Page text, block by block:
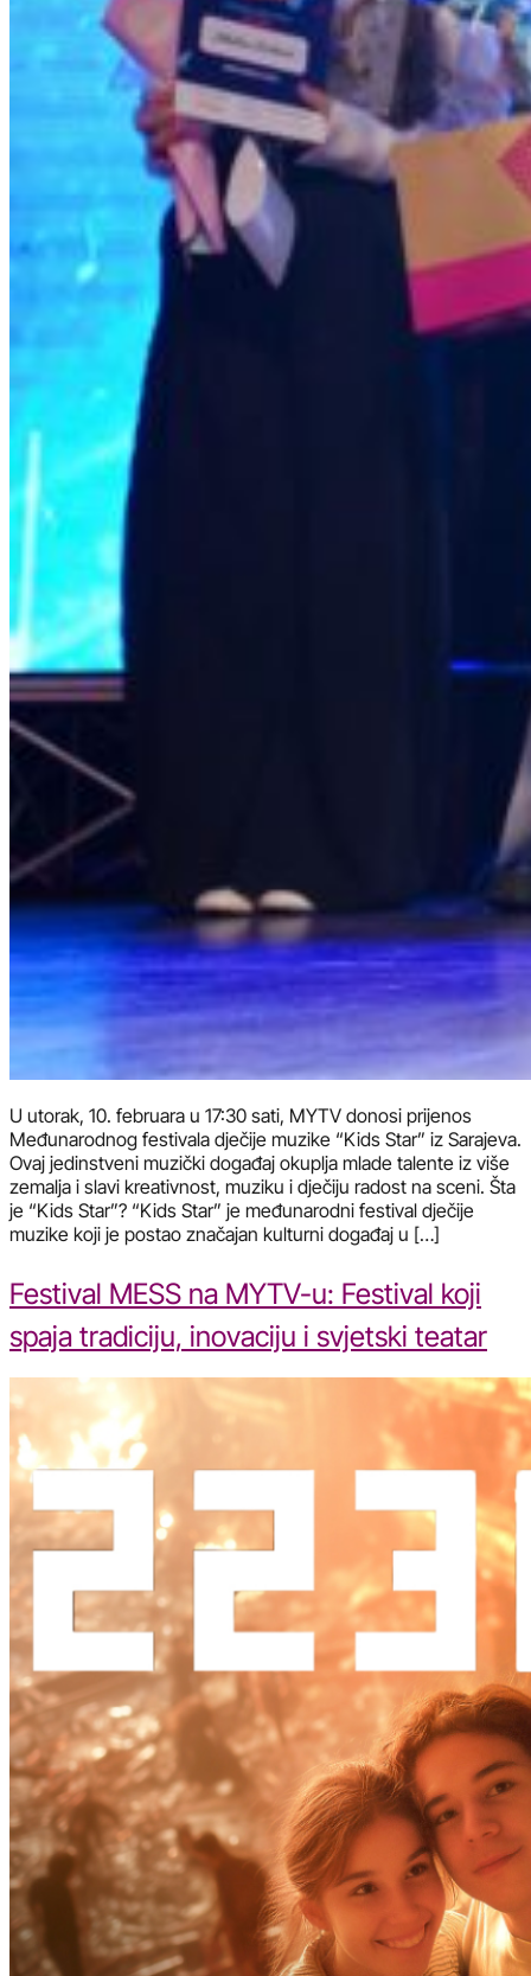
U utorak, 10. februara u 17:30 sati, MYTV donosi prijenos
Međunarodnog festivala dječije muzike “Kids Star” iz Sarajeva.
Ovaj jedinstveni muzički događaj okuplja mlade talente iz više
zemalja i slavi kreativnost, muziku i dječiju radost na sceni. Šta
je “Kids Star”? “Kids Star” je međunarodni festival dječije
muzike koji je postao značajan kulturni događaj u […]
Festival MESS na MYTV-u: Festival koji
spaja tradiciju, inovaciju i svjetski teatar